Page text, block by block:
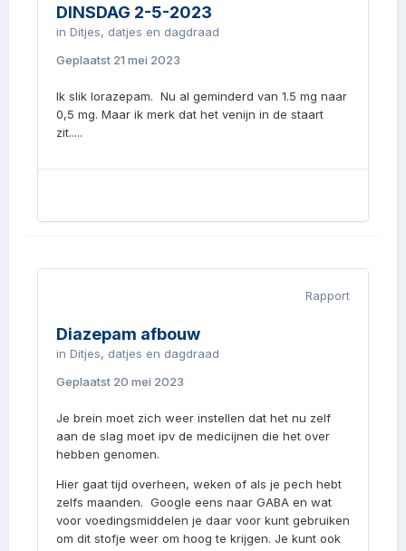
DINSDAG 2-5-2023
in Ditjes, datjes en dagdraad
Geplaatst 21 mei 2023
Ik slik lorazepam. Nu al geminderd van 1.5 mg naar
0,5 mg. Maar ik merk dat het venijn in de staart
zit.....
Rapport
Diazepam afbouw
in Ditjes, datjes en dagdraad
Geplaatst 20 mei 2023
Je brein moet zich weer instellen dat het nu zelf
aan de slag moet ipv de medicijnen die het over
hebben genomen.
Hier gaat tijd overheen, weken of als je pech hebt
zelfs maanden. Google eens naar GABA en wat
voor voedingsmiddelen je daar voor kunt gebruiken
om dit stofje weer om hoog te krijgen. Je kunt ook